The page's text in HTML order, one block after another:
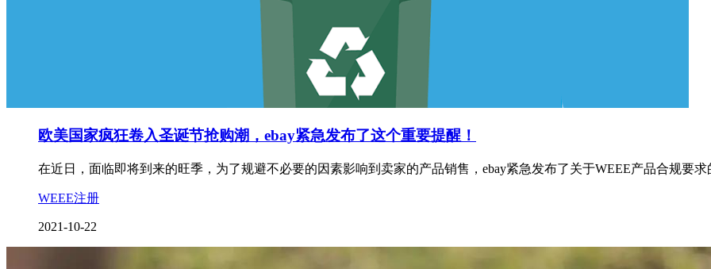
欧美国家疯狂卷入圣诞节抢购潮，ebay紧急发布了这个重要提醒！
在近日，面临即将到来的旺季，为了规避不必要的因素影响到卖家的产品销售，ebay紧急发布了关于WEEE产品合规要求
WEEE注册
2021-10-22